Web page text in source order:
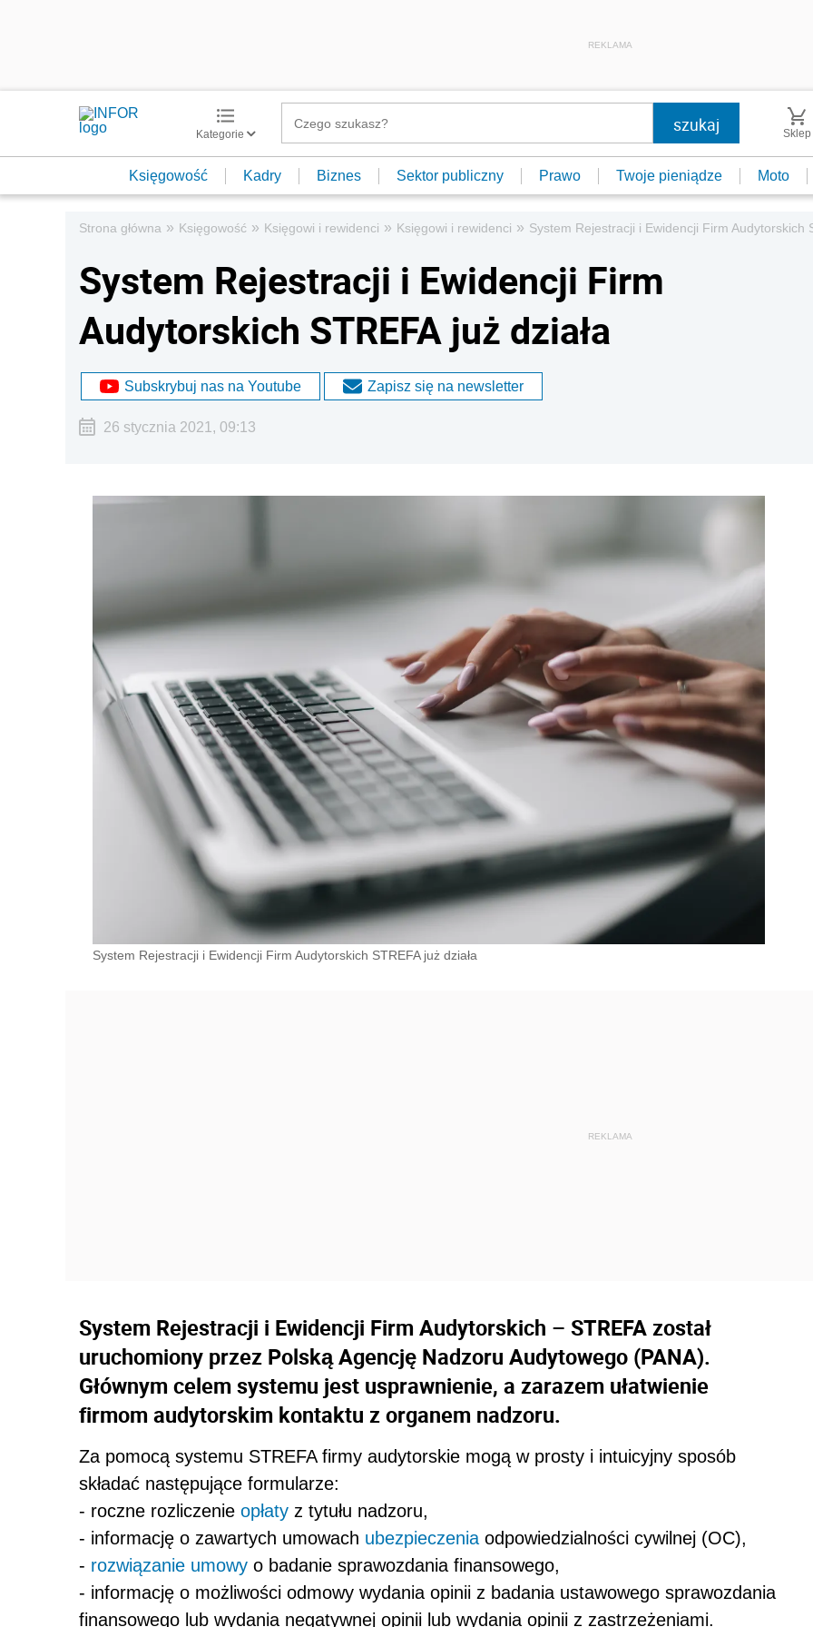
REKLAMA
Kategorie Sklep
Księgowość Kadry Biznes Sektor publiczny Prawo Twoje pieniądze Moto
Strona główna » Księgowość » Księgowi i rewidenci » Księgowi i rewidenci » System Rejestracji i Ewidencji Firm Audytorskich
System Rejestracji i Ewidencji Firm
Audytorskich STREFA już działa
Subskrybuj nas na Youtube Zapisz się na newsletter
26 stycznia 2021, 09:13
System Rejestracji i Ewidencji Firm Audytorskich STREFA już działa
System Rejestracji i Ewidencji Firm Audytorskich – STREFA został
uruchomiony przez Polską Agencję Nadzoru Audytowego (PANA).
Głównym celem systemu jest usprawnienie, a zarazem ułatwienie
firmom audytorskim kontaktu z organem nadzoru.
Za pomocą systemu STREFA firmy audytorskie mogą w prosty i intuicyjny sposób
składać następujące formularze:
- roczne rozliczenie opłaty z tytułu nadzoru,
- informację o zawartych umowach ubezpieczenia odpowiedzialności cywilnej (OC),
- rozwiązanie umowy o badanie sprawozdania finansowego,
- informację o możliwości odmowy wydania opinii z badania ustawowego sprawozdania
finansowego lub wydania negatywnej opinii lub wydania opinii z zastrzeżeniami.